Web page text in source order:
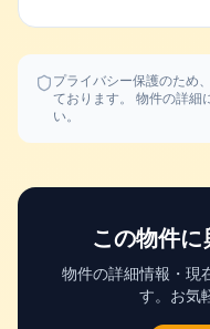
プライバシー保護のため
ております。 物件の詳細
い。
この物件に
物件の詳細情報・現
す。お気